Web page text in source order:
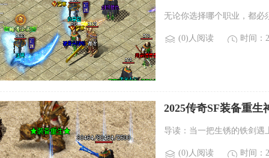
无论你选择哪个职业，都必
(0)人阅读 时间：
2025传奇SF装备重
导读：当一把生锈的铁剑遇
(0)人阅读 时间：